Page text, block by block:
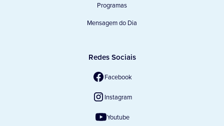
Programas
Mensagem do Dia
Redes Sociais
Facebook
Instagram
Youtube